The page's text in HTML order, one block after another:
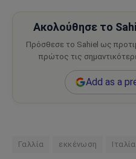
Ακολούθησε το
Πρόσθεσε το Sahiel ως
πρώτος τις
Add as a
Γαλλία εκκένωση Ιταλία